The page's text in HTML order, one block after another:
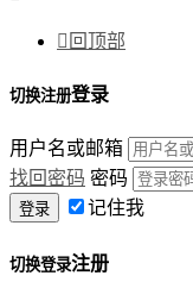
 回顶部
切换注册登录
用户名或邮箱
找回密码 密码
记住我
切换登录注册